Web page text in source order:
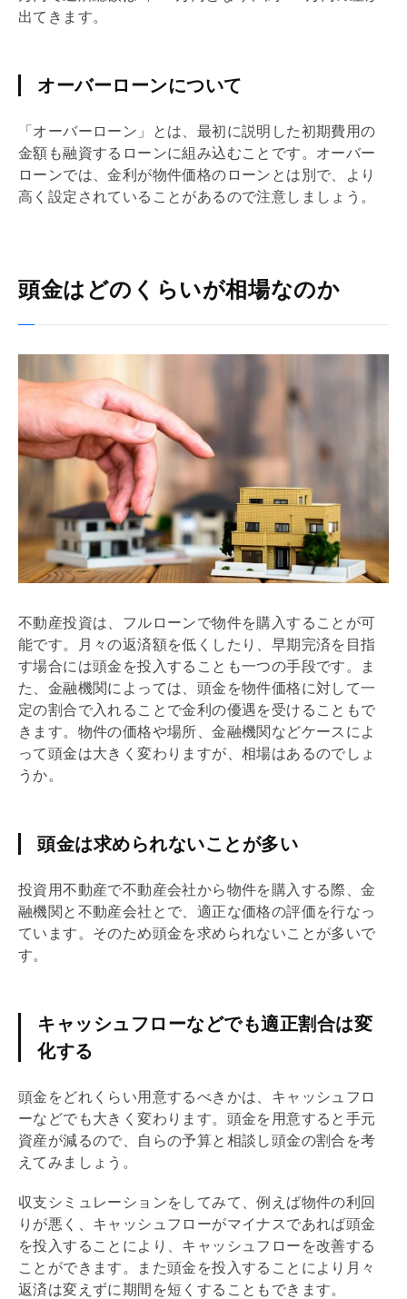
出てきます。
オーバーローンについて
「オーバーローン」とは、最初に説明した初期費用の
金額も融資するローンに組み込むことです。オーバー
ローンでは、金利が物件価格のローンとは別で、より
高く設定されていることがあるので注意しましょう。
頭金はどのくらいが相場なのか
不動産投資は、 フルローンで物件を購入することが可
能です。月々の返済額を低くしたり、早期完済を目指
す場合には頭金を投入することも一つの手段です。ま
た、金融機関によっては、頭金を物件価格に対して一
定の割合で入れることで金利の優遇を受けることもで
きます。物件の価格や場所、金融機関などケースによ
って頭金は大きく変わりますが、相場はあるのでしょ
うか。
頭金は求められないことが多い
投資用不動産で不動産会社から物件を購入する際、金
融機関と不動産会社とで、適正な価格の評価を行なっ
ています。そのため頭金を求められないことが多いで
す。
キャッシュフローなどでも適正割合は変
化する
頭金をどれくらい用意するべきかは、キャッシュフロ
ーなどでも大きく変わります。頭金を用意すると手元
資産が減るので、自らの予算と相談し頭金の割合を考
えてみましょう。
収支シミュレーションをしてみて、例えば物件の利回
り が悪く、キャッシュフローがマイナスであれば頭金
を投入することにより、キャッシュフローを改善する
ことができます。また頭金を投入することにより月々
返済は変えずに期間を短くすることもできます。